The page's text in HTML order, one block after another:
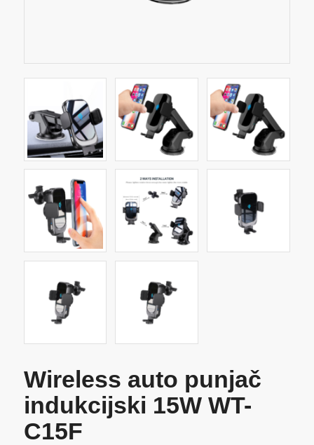
Wireless auto punjač
indukcijski 15W WT-
C15F